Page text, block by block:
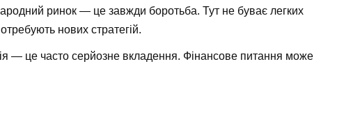
ринок — це завжди боротьба. Тут не буває легких
нових стратегій.
— це часто серйозне вкладення. Фінансове питання може